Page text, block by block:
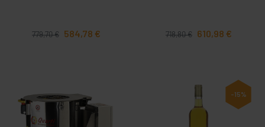
779,70 € 584,78 € 718,80 € 610,98 €
-15%